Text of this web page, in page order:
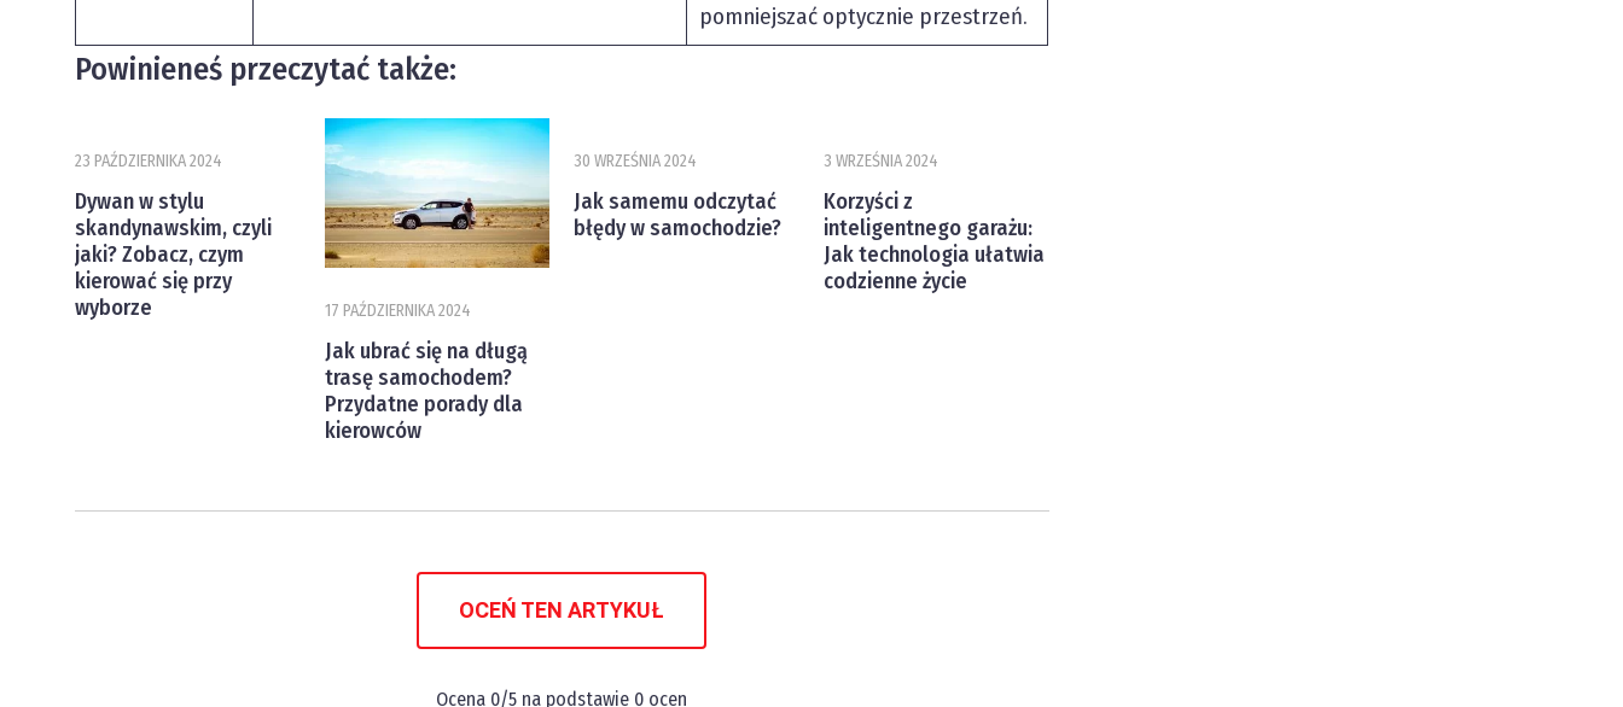
pomniejszać optycznie przestrzeń.
Powinieneś przeczytać także:
23 PAŹDZIERNIKA 2024
Dywan w stylu
skandynawskim, czyli
jaki? Zobacz, czym
kierować się przy
wyborze
17 PAŹDZIERNIKA 2024
Jak ubrać się na długą
trasę samochodem?
Przydatne porady dla
kierowców
30 WRZEŚNIA 2024
Jak samemu odczytać
błędy w samochodzie?
3 WRZEŚNIA 2024
Korzyści z
inteligentnego garażu:
Jak technologia ułatwia
codzienne życie
OCEŃ TEN ARTYKUŁ
Ocena 0/5 na podstawie 0 ocen